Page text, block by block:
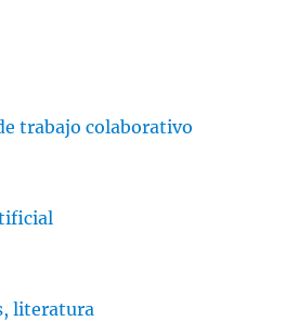
trabajo colaborativo
literatura